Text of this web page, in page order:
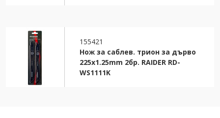
155421
Нож за саблев. трион за дърво
225x1.25mm 2бр. RAIDER RD-
WS1111K